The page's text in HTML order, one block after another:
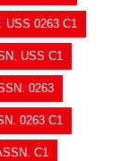
USS 0263 C1
USS C1
0263
0263 C1
C1